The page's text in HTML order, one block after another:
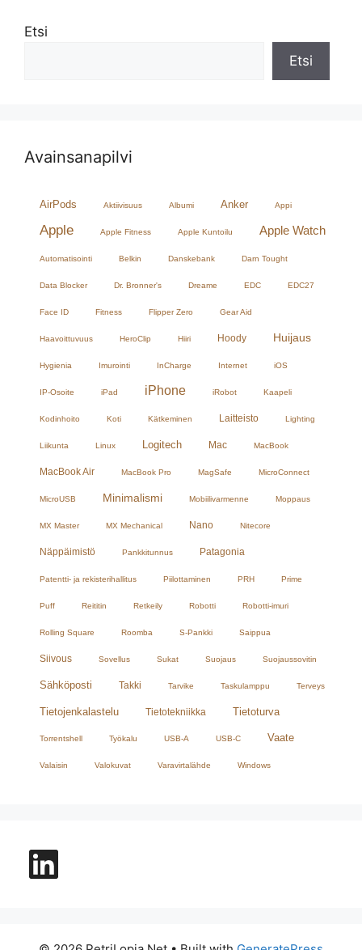
Etsi
Etsi
Avainsanapilvi
AirPods Aktiivisuus Albumi Anker Appi
Apple Apple Fitness Apple Kuntoilu Apple Watch
Automatisointi Belkin Danskebank Darn Tought
Data Blocker Dr. Bronner's Dreame EDC EDC27
Face ID Fitness Flipper Zero Gear Aid
Haavoittuvuus HeroClip Hiiri Hoody Huijaus
Hygienia Imurointi InCharge Internet iOS
IP-Osoite iPad iPhone iRobot Kaapeli
Kodinhoito Koti Kätkeminen Laitteisto Lighting
Liikunta Linux Logitech Mac MacBook
MacBook Air MacBook Pro MagSafe MicroConnect
MicroUSB Minimalismi Mobiilivarmenne Moppaus
MX Master MX Mechanical Nano Nitecore
Näppäimistö Pankkitunnus Patagonia
Patentti- ja rekisterihallitus Piilottaminen PRH Prime
Puff Reititin Retkeily Robotti Robotti-imuri
Rolling Square Roomba S-Pankki Saippua
Siivous Sovellus Sukat Suojaus Suojaussovitin
Sähköposti Takki Tarvike Taskulamppu Terveys
Tietojenkalastelu Tietotekniikka Tietoturva
Torrentshell Työkalu USB-A USB-C Vaate
Valaisin Valokuvat Varavirtalähde Windows
LinkedIn